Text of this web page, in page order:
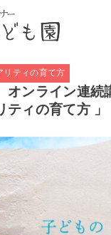
リティの育て方
ンライン連続
ティの育て方 」